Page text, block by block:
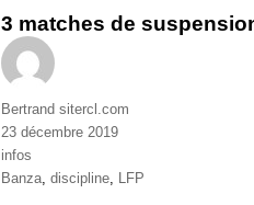
3 matches de
Auteur
Bertrand sitercl.com
Publié
le
23 décembre 2019
Catégories
infos
Étiquettes
Banza discipline LFP